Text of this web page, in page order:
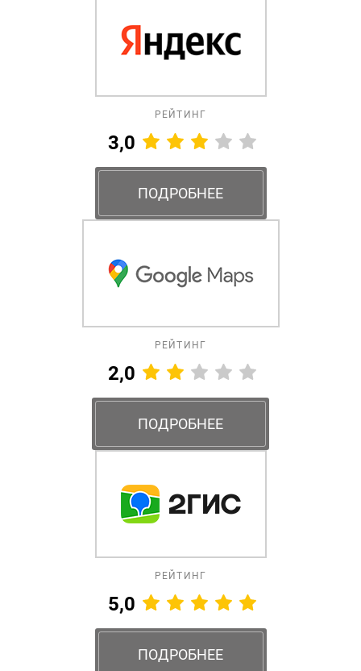
РЕЙТИНГ
3,0
ПОДРОБНЕЕ
РЕЙТИНГ
2,0
ПОДРОБНЕЕ
РЕЙТИНГ
5,0
ПОДРОБНЕЕ